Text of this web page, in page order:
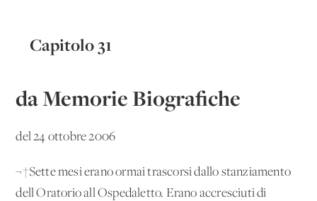
Capitolo 31
da Memorie Biografiche
del 24 ottobre 2006
¬†Sette mesi erano ormai trascorsi dallo stanziamento
dell'Oratorio all'Ospedaletto. Erano accresciuti di